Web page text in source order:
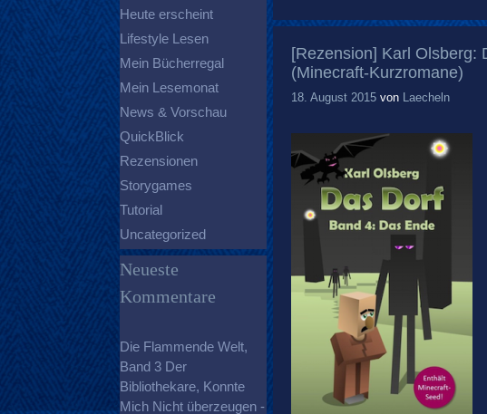
[Rezension] Karl Olsberg:
(Minecraft-Kurzromane)
18. August 2015 von Laecheln
Heute erscheint
Lifestyle Lesen
Mein Bücherregal
Mein Lesemonat
News & Vorschau
QuickBlick
Rezensionen
Storygames
Tutorial
Uncategorized
Neueste
Kommentare
Die Flammende Welt,
Band 3 Der
Bibliothekare, Konnte
Mich Nicht überzeugen -